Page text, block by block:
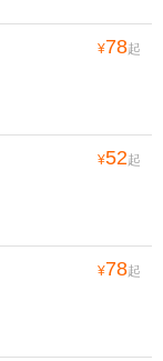
¥78起
¥52起
¥78起